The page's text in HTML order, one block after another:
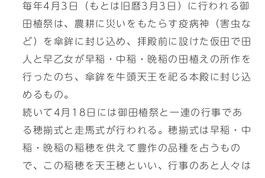
毎年4月3日（もとは旧暦3月3日）に行われる御
田植祭は、農耕に災いをもたらす疫病神（害虫な
ど）を傘鉾に封じ込め、拝殿前に設けた仮田で田
人と早乙女が早稲・中稲・晩稲の田植えの所作を
行ったのち、傘鉾を牛頭天王を祀る本殿に封じ込
めるもの。
続いて4月18日には御田植祭と一連の行事であ
る穂揃式と走馬式が行われる。穂揃式は早稲・中
稲・晩稲の稲穂を供えて豊作の品種を占うもの
で、この稲穂を天王穂といい、行事のあと人々は